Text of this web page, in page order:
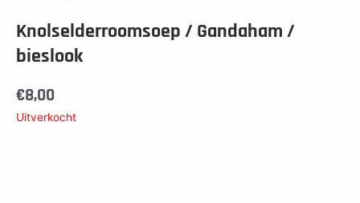
Knolselderroomsoep / Gandaham /
bieslook
€8,00
Uitverkocht